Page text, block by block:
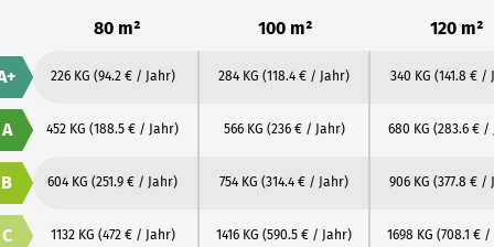
80 m² 100 m² 120 m²
226 KG (94.2 € / Jahr) 284 KG (118.4 € / Jahr) 340 KG (141.8 € /
A 452 KG (188.5 € / Jahr) 566 KG (236 € / Jahr) 680 KG (283.6 € /
B 604 KG (251.9 € / Jahr) 754 KG (314.4 € / Jahr) 906 KG (377.8 € /
C 1132 KG (472 € / Jahr) 1416 KG (590.5 € / Jahr) 1698 KG (708.1 € /